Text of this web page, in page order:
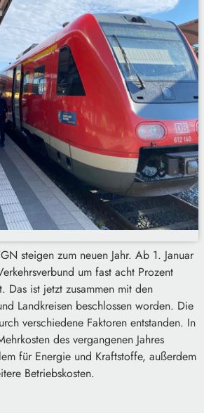
steigen zum neuen Jahr. Ab 1. Januar
um fast acht Prozent
Das ist jetzt zusammen mit den
Landkreisen beschlossen worden. Die
verschiedene Faktoren entstanden. In
des vergangenen Jahres
für Energie und Kraftstoffe, außerdem
Betriebskosten.